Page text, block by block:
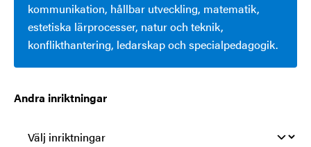
kommunikation, hållbar utveckling, matematik,
estetiska lärprocesser, natur och teknik,
konflikthantering, ledarskap och specialpedagogik.
Andra inriktningar